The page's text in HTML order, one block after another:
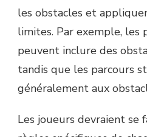
les obstacles et
limites. Par exemple, les
peuvent inclure des
tandis que les parcours
généralement aux
Les joueurs devraient se